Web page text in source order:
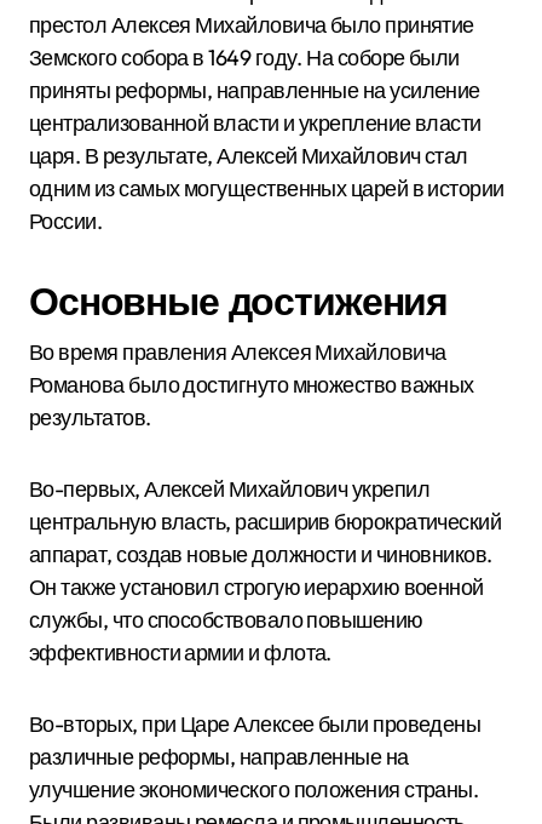
престол Алексея Михайловича было принятие
Земского собора в 1649 году. На соборе были
приняты реформы, направленные на усиление
централизованной власти и укрепление власти
царя. В результате, Алексей Михайлович стал
одним из самых могущественных царей в истории
России.
Основные достижения
Во время правления Алексея Михайловича
Романова было достигнуто множество важных
результатов.
Во-первых, Алексей Михайлович укрепил
центральную власть, расширив бюрократический
аппарат, создав новые должности и чиновников.
Он также установил строгую иерархию военной
службы, что способствовало повышению
эффективности армии и флота.
Во-вторых, при Царе Алексее были проведены
различные реформы, направленные на
улучшение экономического положения страны.